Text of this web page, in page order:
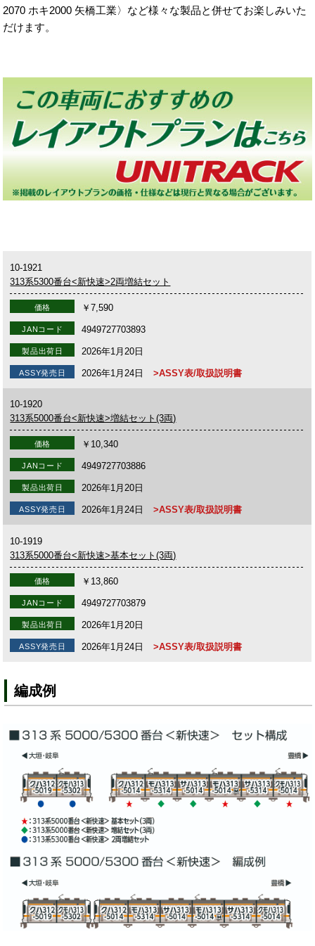
2070 ホキ2000 矢橋工業〉など様々な製品と併せてお楽しみいた
だけます。
10-1921
313系5300番台<新快速>2両増結セット
価格 ￥7,590
JANコード 4949727703893
製品出荷日 2026年1月20日
ASSY発売日 2026年1月24日 >ASSY表/取扱説明書
10-1920
313系5000番台<新快速>増結セット(3両)
価格 ￥10,340
JANコード 4949727703886
製品出荷日 2026年1月20日
ASSY発売日 2026年1月24日 >ASSY表/取扱説明書
10-1919
313系5000番台<新快速>基本セット(3両)
価格 ￥13,860
JANコード 4949727703879
製品出荷日 2026年1月20日
ASSY発売日 2026年1月24日 >ASSY表/取扱説明書
編成例